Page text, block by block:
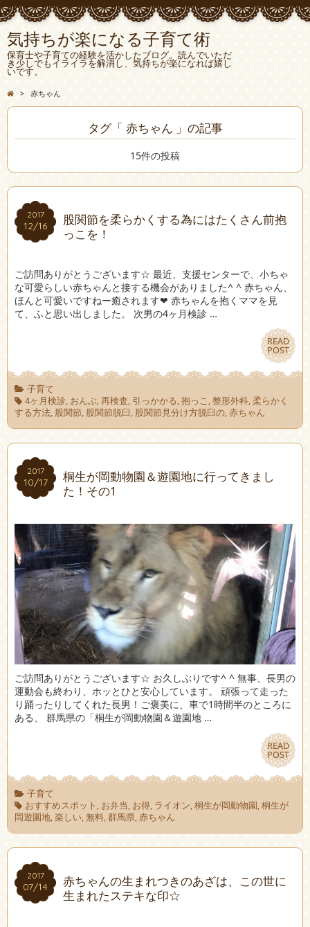
気持ちが楽になる子育て術
保育士や子育ての経験を活かしたブログ。読んでいただ
き少しでもイライラを解消し、気持ちが楽になれば嬉し
いです。
> 赤ちゃん
タグ「 赤ちゃん 」の記事
15件の投稿
2017
12/16
2017
12/16
股関節を柔らかくする為にはたくさん前抱
っこを！
ご訪問ありがとうございます☆ 最近、支援センターで、小ちゃ
な可愛らしい赤ちゃんと接する機会がありました^ ^ 赤ちゃん、
ほんと可愛いですねー癒されます❤︎ 赤ちゃんを抱くママを見
て、ふと思い出しました。 次男の4ヶ月検診 …
READ
POST
READ
POST
子育て
4ヶ月検診, おんぶ,再検査, 引っかかる,抱っこ ,整形外科,柔らかく
する方法, 股関節, 股関節脱臼, 股関節見分け方脱臼の,赤ちゃん
2017
10/17
2017
10/17
桐生が岡動物園＆遊園地に行ってきまし
た！その1
ご訪問ありがとうございます☆ お久しぶりです^ ^ 無事、長男の
運動会も終わり、ホッとひと安心しています。 頑張って走った
り踊ったりしてくれた長男！ご褒美に、車で1時間半のところに
ある、 群馬県の「桐生が岡動物園＆遊園地 …
READ
POST
READ
POST
子育て
おすすめスポット , お弁当, お得, ライオン,桐生が岡動物園,桐生が
岡遊園地,楽しい,無料,群馬県,赤ちゃん
2017
07/14
2017
07/14
赤ちゃんの生まれつきのあざは、この世に
生まれたステキな印☆